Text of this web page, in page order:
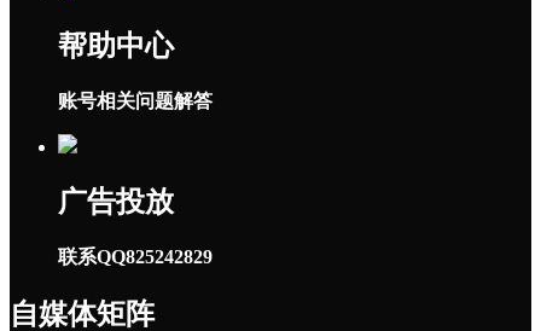
帮助中心
账号相关问题解答
广告投放
联系QQ825242829
自媒体矩阵